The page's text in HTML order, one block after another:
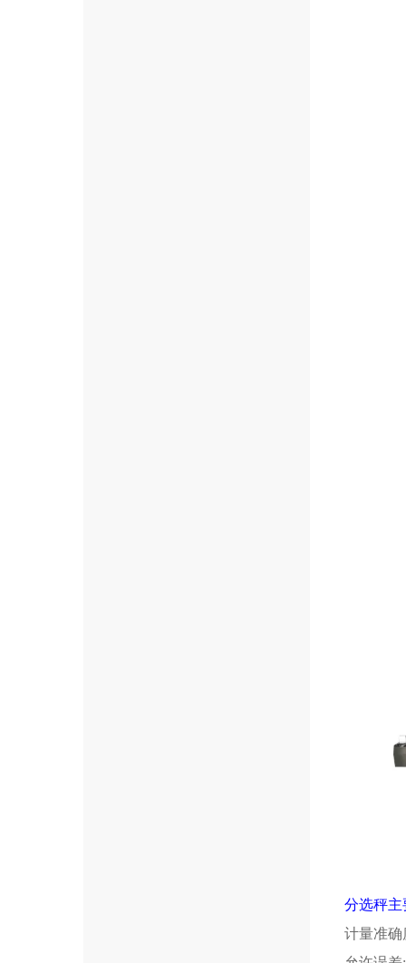
分选秤主
计量准确